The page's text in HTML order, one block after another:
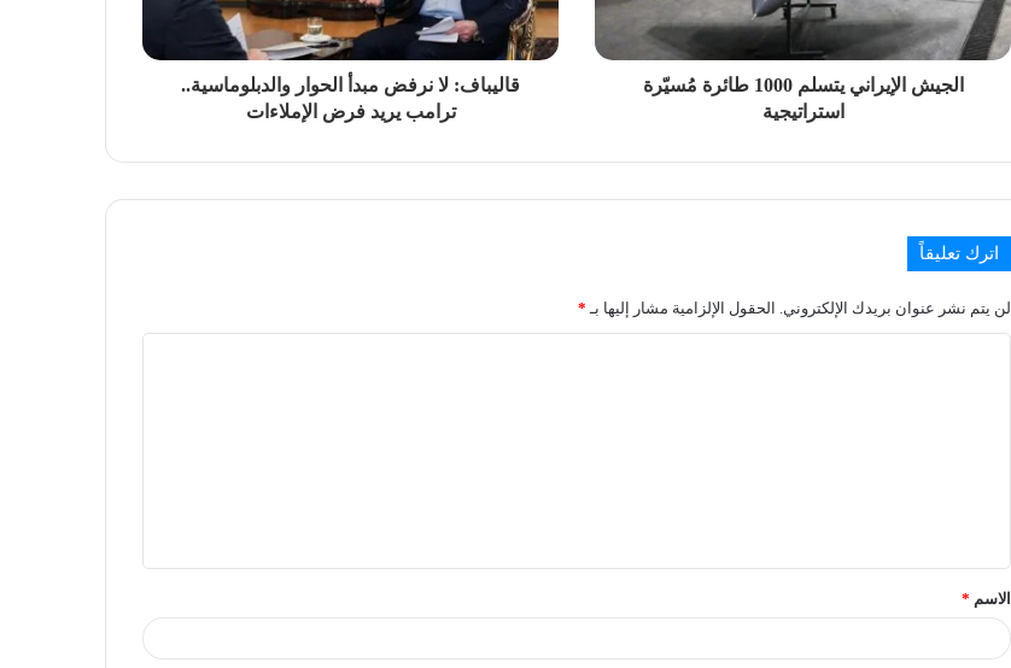
الجيش الإيراني يتسلم 1000 طائرة مُسيّرة
استراتيجية
قاليباف: لا نرفض مبدأ الحوار والدبلوماسية..
ترامب يريد فرض الإملاءات
اترك تعليقاً
لن يتم نشر عنوان بريدك الإلكتروني. الحقول الإلزامية مشار إليها بـ *
الاسم *